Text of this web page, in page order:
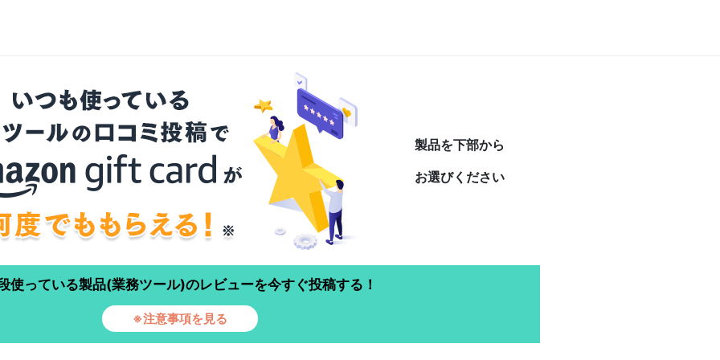
製品を下部から
お選びください
使っている製品(業務ツール)のレビューを今すぐ投稿する！
※注意事項を見る